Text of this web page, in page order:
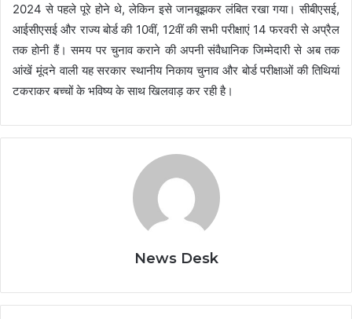
2024 से पहले पूरे होने थे, लेकिन इसे जानबूझकर लंबित रखा गया। सीबीएसई,
आईसीएसई और राज्य बोर्ड की 10वीं, 12वीं की सभी परीक्षाएं 14 फरवरी से अप्रैल
तक होनी हैं। समय पर चुनाव कराने की अपनी संवैधानिक जिम्मेदारी से अब तक
आंखें मूंदने वाली यह सरकार स्थानीय निकाय चुनाव और बोर्ड परीक्षाओं की तिथियां
टकराकर बच्चों के भविष्य के साथ खिलवाड़ कर रही है।
News Desk